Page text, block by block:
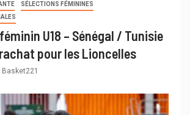
SÉLECTIONS FÉMININES
U18 – Sénégal / Tunisie
pour les Lioncelles
Basket221